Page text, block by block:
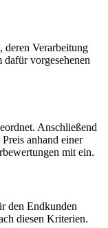
deren Verarbeitung
vorgesehenen
Anschließend
anhand einer
mit ein.
den Endkunden
diesen Kriterien.